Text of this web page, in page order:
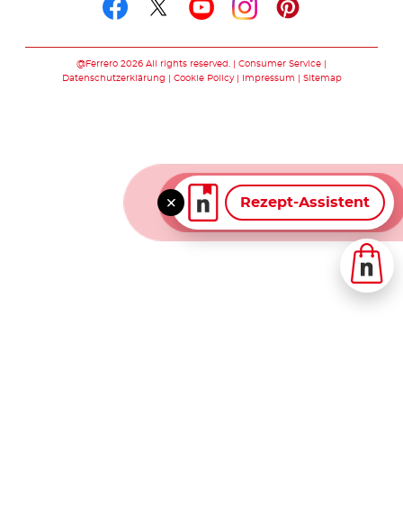
Rezept-Assistent
@Ferrero 2026 All rights reserved.
Consumer Service
Datenschutzerklärung
Cookie Policy Impressum Sitemap